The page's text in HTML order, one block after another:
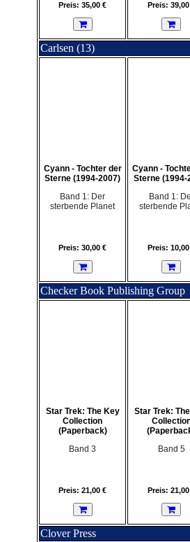
Preis: 35,00 € Preis: 39,00
Carlsen (13)
Cyann - Tochter der
Sterne (1994-2007)
Band 1: Der
sterbende Planet
Preis: 30,00 €
Cyann -
Sterne (1994-
Band 1:
sterbende
Preis: 10,00
Checker Book Publishing Group
Star Trek: The Key
Collection
(Paperback)
Band 3
Preis: 21,00 €
Star Trek:
Band 5
Preis: 21,00
Clover Press